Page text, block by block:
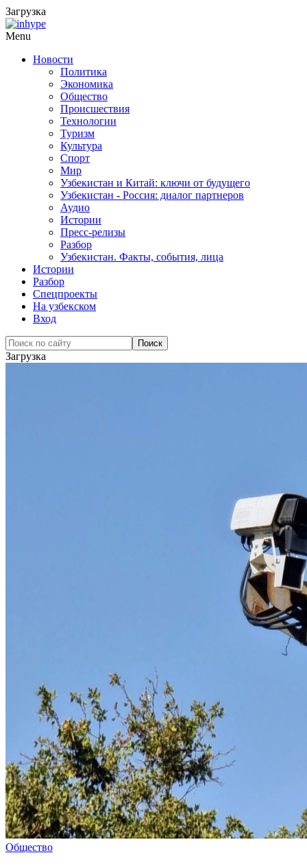
Загрузка
Menu
Новости
Политика
Экономика
Общество
Происшествия
Технологии
Туризм
Культура
Спорт
Мир
Узбекистан и Китай: ключи от будущего
Узбекистан - Россия: диалог партнеров
Аудио
Истории
Пресс-релизы
Разбор
Узбекистан. Факты, события, лица
Истории
Разбор
Спецпроекты
На узбекском
Вход
Загрузка
Общество